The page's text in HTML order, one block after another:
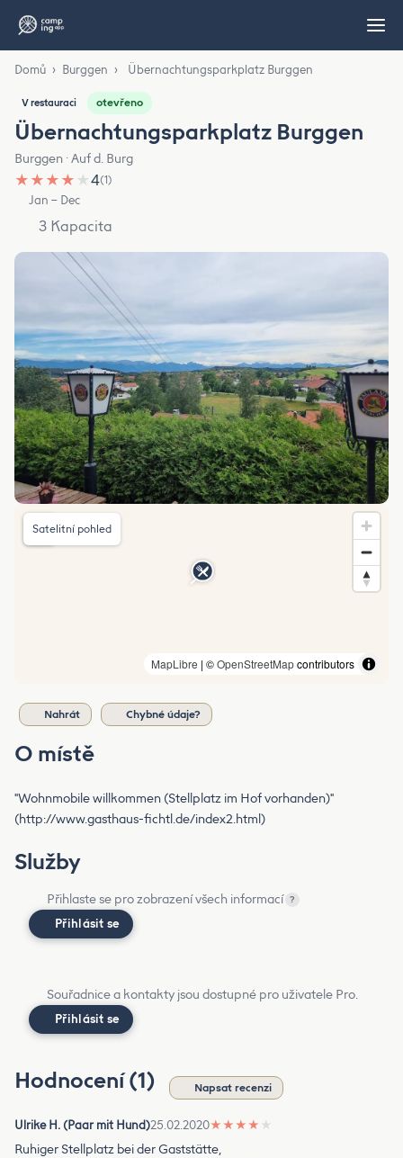
Domů › Burggen › Übernachtungsparkplatz Burggen
V restauraci otevřeno
Übernachtungsparkplatz Burggen
Burggen · Auf d. Burg
★ ★ ★ ★ ★4(1)
Jan – Dec
3 Kapacita
MapLibre | ©OpenStreetMapcontributors
Satelitní pohled
Nahrát Chybné údaje?
O místě
"Wohnmobile willkommen (Stellplatz im Hof vorhanden)"
(http://www.gasthaus-fichtl.de/index2.html)
Služby
Přihlaste se pro zobrazení všech informací ?
Přihlásit se
Souřadnice a kontakty jsou dostupné pro uživatele Pro.
Přihlásit se
Hodnocení (1) Napsat recenzi
Ulrike H. (Paar mit Hund)25.02.2020★ ★ ★ ★ ★
Ruhiger Stellplatz bei der Gaststätte,